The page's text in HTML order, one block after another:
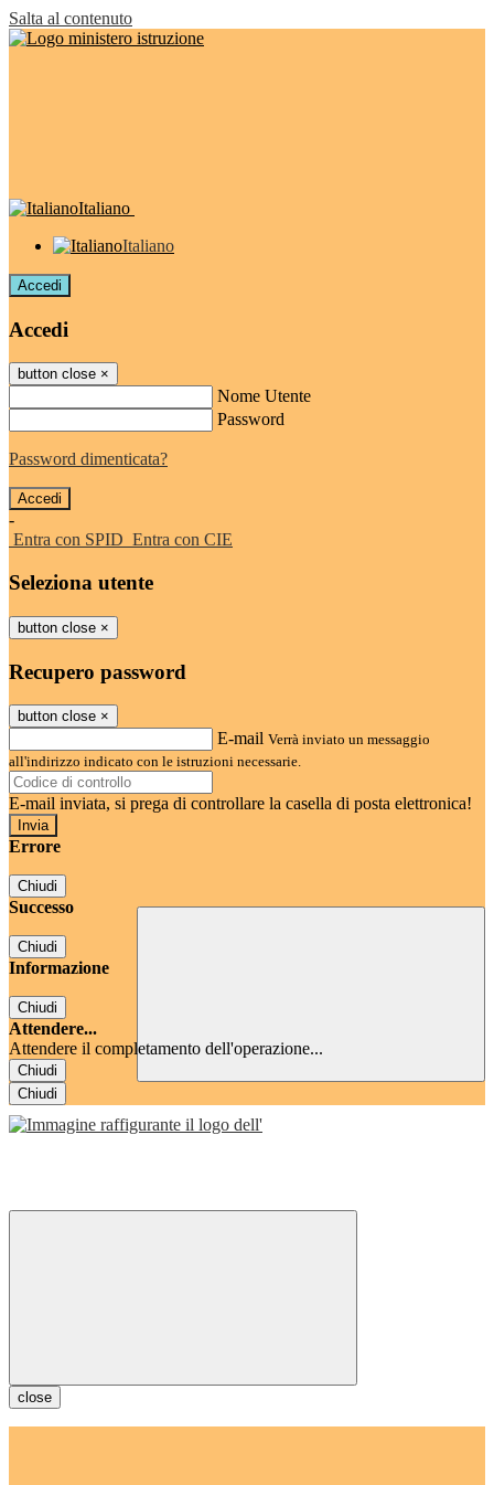
Salta al contenuto
Italiano
Italiano
Accedi
Accedi
button close ×
Nome Utente
Password
Password dimenticata?
-
Entra con SPID Entra con CIE
Seleziona utente
button close ×
Recupero password
button close ×
E-mail Verrà inviato un messaggio
all'indirizzo indicato con le istruzioni necessarie.
E-mail inviata, si prega di controllare la casella di posta elettronica!
Errore
Chiudi
Successo
Chiudi
Informazione
Chiudi
Attendere...
Attendere il completamento dell'operazione...
Chiudi
Chiudi
close